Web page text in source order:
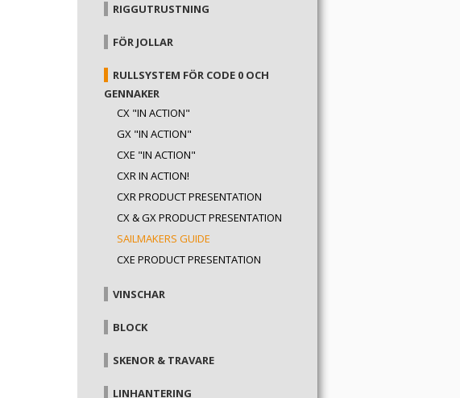
RIGGUTRUSTNING
FÖR JOLLAR
RULLSYSTEM FÖR CODE 0 OCH
GENNAKER
CX "IN ACTION"
GX "IN ACTION"
CXE "IN ACTION"
CXR IN ACTION!
CXR PRODUCT PRESENTATION
CX & GX PRODUCT PRESENTATION
SAILMAKERS GUIDE
CXE PRODUCT PRESENTATION
VINSCHAR
BLOCK
SKENOR & TRAVARE
LINHANTERING